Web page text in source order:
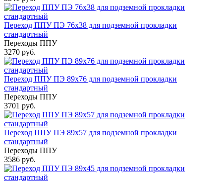
Переход ППУ ПЭ 76x38 для подземной прокладки
стандартный
Переходы ППУ
3270 руб.
Переход ППУ ПЭ 89x76 для подземной прокладки
стандартный
Переходы ППУ
3701 руб.
Переход ППУ ПЭ 89x57 для подземной прокладки
стандартный
Переходы ППУ
3586 руб.